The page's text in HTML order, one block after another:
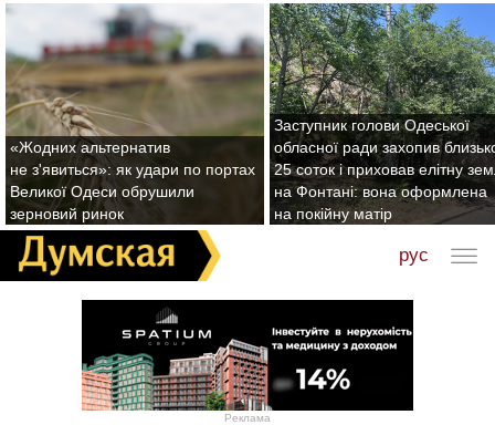
«Жодних альтернатив
не з'явиться»: як удари по портах
Великої Одеси обрушили
зерновий ринок
Заступник голови Одеської
обласної ради захопив
25 соток і приховав елітну
на Фонтані: вона оформлена
на покійну матір
рус
Реклама